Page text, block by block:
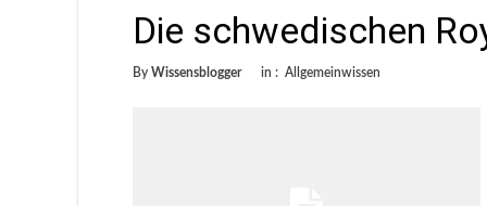
Die schwedischen
By Wissensblogger in : Allgemeinwissen